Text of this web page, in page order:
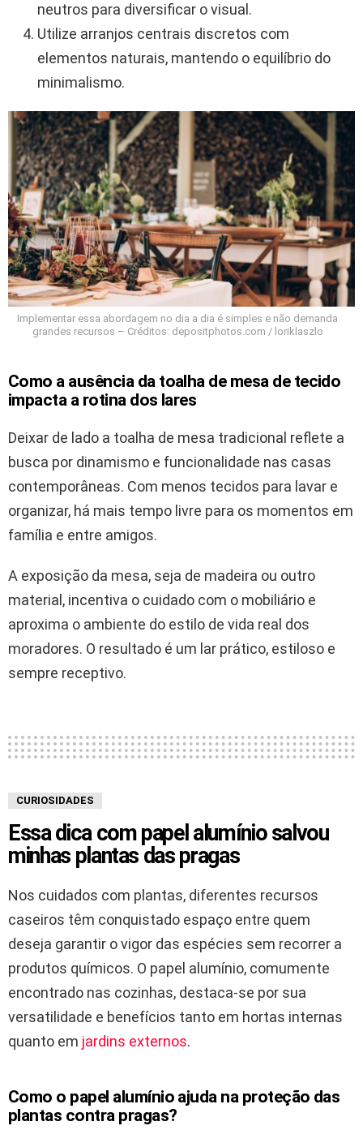
neutros para diversificar o visual.
Utilize arranjos centrais discretos com
elementos naturais, mantendo o equilíbrio do
minimalismo.
Implementar essa abordagem no dia a dia é simples e não demanda
grandes recursos – Créditos: depositphotos.com / loriklaszlo
Como a ausência da toalha de mesa de tecido
impacta a rotina dos lares
Deixar de lado a toalha de mesa tradicional reflete a
busca por dinamismo e funcionalidade nas casas
contemporâneas. Com menos tecidos para lavar e
organizar, há mais tempo livre para os momentos em
família e entre amigos.
A exposição da mesa, seja de madeira ou outro
material, incentiva o cuidado com o mobiliário e
aproxima o ambiente do estilo de vida real dos
moradores. O resultado é um lar prático, estiloso e
sempre receptivo.
CURIOSIDADES
Essa dica com papel alumínio salvou
minhas plantas das pragas
Nos cuidados com plantas, diferentes recursos
caseiros têm conquistado espaço entre quem
deseja garantir o vigor das espécies sem recorrer a
produtos químicos. O papel alumínio, comumente
encontrado nas cozinhas, destaca-se por sua
versatilidade e benefícios tanto em hortas internas
quanto em jardins externos.
Como o papel alumínio ajuda na proteção das
plantas contra pragas?